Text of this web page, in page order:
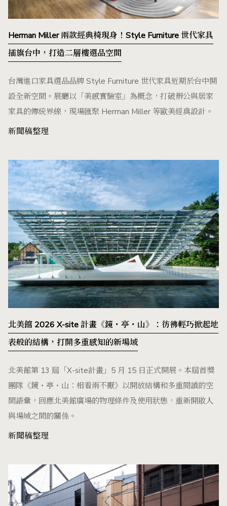
Herman Miller 兩款經典椅現身！Style Furniture 世代家具
插旗台中，打造二層樓選品空間
台灣進口家具選品品牌 Style Furniture 世代家具近期於台中開
設全新空間。展廳以「美感實驗室」為概念，打破辦公與居家
家具的傳統界線，現場匯聚 Herman Miller 等歐美經典設計。
新聞稿整理
北美館 2026 X-site 計畫《鏡・亭・山》：彷彿輕巧掀起地
表般的結構，打開多重感知的新場域
北美館第 13 屆「X-site計畫」5 月 15 日正式開展。本屆首獎
團隊《鏡・亭・山：相看兩不厭》以開放結構和多重閱讀的空
間語彙，回應北美館廣場的物理條件及使用狀態，重新開啟人
與場域之間的關係。
新聞稿整理